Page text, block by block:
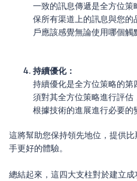
一致的訊息傳遞是全方位
保所有渠道上的訊息與您的
戶應該感覺無論使用哪個觸
持續優化：
持續優化是全方位策略的
須對其全方位策略進行評估
根據技術的進展進行必要的
這將幫助您保持領先地位，提供
手更好的體驗。
總結起來，這四大支柱對於建立